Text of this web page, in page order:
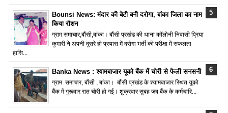
Bounsi News: मंदार की बेटी बनी दरोगा, बांका जिला का नाम
किया रौशन
ग्राम समाचार,बौंसी,बांका। बौंसी प्रखंड की थाना कॉलोनी निवासी प्रिया
कुमारी ने अपनी दूसरे ही प्रयास में दरोगा भर्ती की परीक्षा में सफलता
हासि...
Banka News : श्यामबाजार यूको बैंक में चोरी से फैली सनसनी
ग्राम समाचार, बौंसी , बांका। बौंसी प्रखंड के श्यामबाजार स्थित यूको
बैंक में गुरूवार रात चोरी हो गई। शुक्रवार सुबह जब बैंक के कर्मचारि...